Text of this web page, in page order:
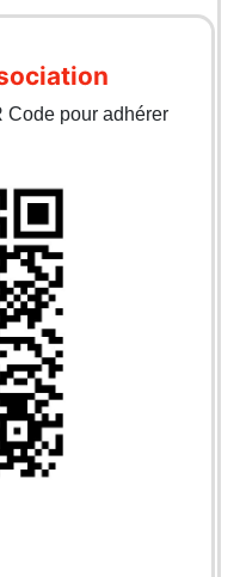
Code pour adhérer